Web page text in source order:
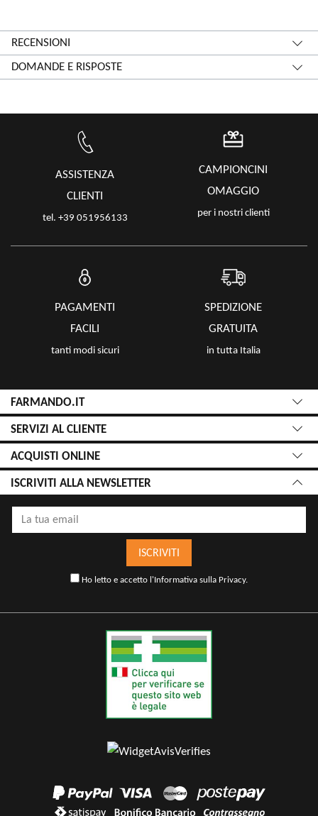
RECENSIONI
DOMANDE E RISPOSTE
ASSISTENZA
CLIENTI
tel. +39 051956133
CAMPIONCINI
OMAGGIO
per i nostri clienti
PAGAMENTI
FACILI
tanti modi sicuri
SPEDIZIONE
GRATUITA
in tutta Italia
FARMANDO.IT
SERVIZI AL CLIENTE
ACQUISTI ONLINE
ISCRIVITI ALLA NEWSLETTER
ISCRIVITI
Ho letto e accetto l' Informativa sulla Privacy.